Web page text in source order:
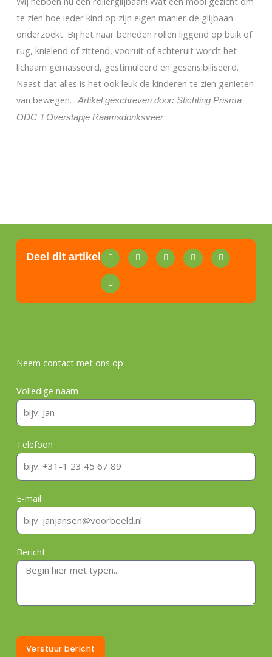
te zien hoe ieder kind op zijn eigen manier de glijbaan
onderzoekt. Bij het naar beneden rollen liggend op buik of
rug, knielend of zittend, vooruit of achteruit wordt het
lichaam gemasseerd, gestimuleerd en gesensibiliseerd.
Naast dat alles is het ook leuk de kinderen te zien genieten
van bewegen. . Artikel geschreven door: Stichting Prisma
ODC ’t Overstapje Raamsdonksveer
Deel dit artikel
Neem contact met ons op
Volledige naam
Telefoon
E-mail
Bericht
Verstuur bericht